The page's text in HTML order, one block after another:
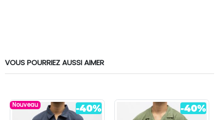
VOUS POURRIEZ AUSSI AIMER
Nouveau